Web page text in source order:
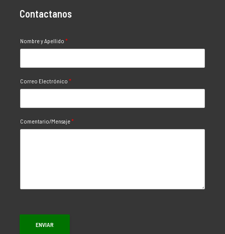
Contactanos
Nombre y Apellido *
Correo Electrónico *
Comentario/Mensaje*
ENVIAR